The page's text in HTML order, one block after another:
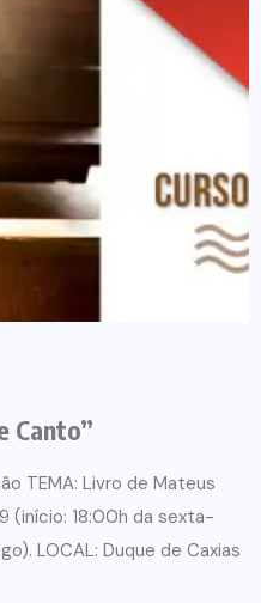
Canto”
TEMA: Livro de Mateus
(início: 18:00h da sexta-
LOCAL: Duque de Caxias